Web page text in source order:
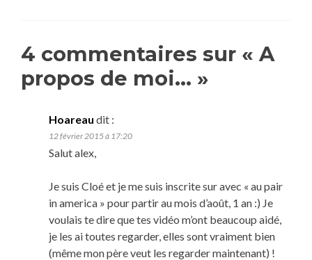
4 commentaires sur « A
propos de moi… »
Hoareau dit :
12 février 2015 à 17:20
Salut alex,
Je suis Cloé et je me suis inscrite sur avec « au pair
in america » pour partir au mois d’août, 1 an :) Je
voulais te dire que tes vidéo m’ont beaucoup aidé,
je les ai toutes regarder, elles sont vraiment bien
(même mon père veut les regarder maintenant) !